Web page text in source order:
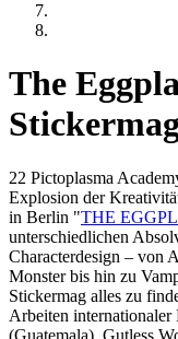
The
22 Pictoplasma
Explosion der
in Berlin "THE
unterschiedlichen
Characterdesign – von
Monster bis hin zu
Stickermag alles zu
Arbeiten
(Guatemala), Gutless